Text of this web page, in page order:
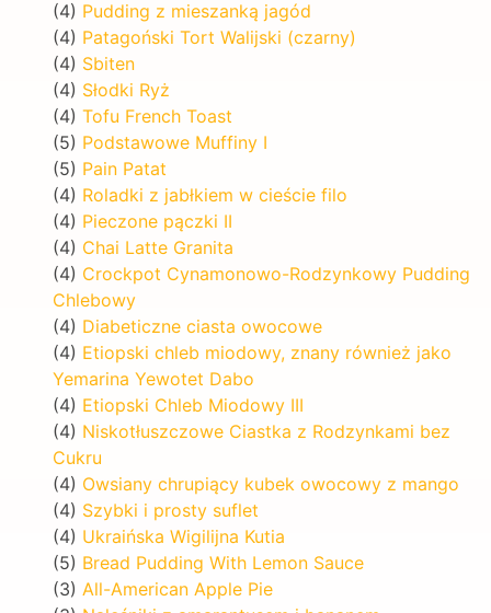
(4) Pudding z mieszanką jagód
(4) Patagoński Tort Walijski (czarny)
(4) Sbiten
(4) Słodki Ryż
(4) Tofu French Toast
(5) Podstawowe Muffiny I
(5) Pain Patat
(4) Roladki z jabłkiem w cieście filo
(4) Pieczone pączki II
(4) Chai Latte Granita
(4) Crockpot Cynamonowo-Rodzynkowy Pudding
Chlebowy
(4) Diabeticzne ciasta owocowe
(4) Etiopski chleb miodowy, znany również jako
Yemarina Yewotet Dabo
(4) Etiopski Chleb Miodowy III
(4) Niskotłuszczowe Ciastka z Rodzynkami bez
Cukru
(4) Owsiany chrupiący kubek owocowy z mango
(4) Szybki i prosty suflet
(4) Ukraińska Wigilijna Kutia
(5) Bread Pudding With Lemon Sauce
(3) All-American Apple Pie